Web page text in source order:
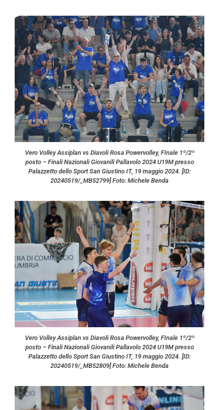
Vero Volley Assiplan vs Diavoli Rosa Powervolley, FInale 1º/2º
posto – Finali Nazionali Giovanili Pallavolo 2024 U19M presso
Palazzetto dello Sport San Giustino IT, 19 maggio 2024. [ID:
20240519/_MB52799] Foto: Michele Benda
Vero Volley Assiplan vs Diavoli Rosa Powervolley, FInale 1º/2º
posto – Finali Nazionali Giovanili Pallavolo 2024 U19M presso
Palazzetto dello Sport San Giustino IT, 19 maggio 2024. [ID:
20240519/_MB52809] Foto: Michele Benda